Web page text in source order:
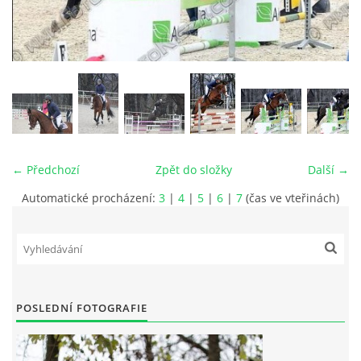
VIDEA
NOVÝ PŘEKÁŽKOVÝ MATERIÁL
CENÍK SLUŽEB
MORAVSKOSLEZSKÉM KRAJI
NEDOSTAVILI NA PODZIMNÍ BRIGÁDU
← Předchozí Další →
Zpět do složky
Automatické procházení: 3 | 4 | 5 | 6 | 7 (čas ve vteřinách)
POSLEDNÍ FOTOGRAFIE